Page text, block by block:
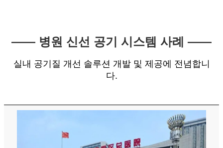
—— 병원 신선 공기 시스템 사례 ——
실내 공기질 개선 솔루션 개발 및 제공에 전념합니
다.